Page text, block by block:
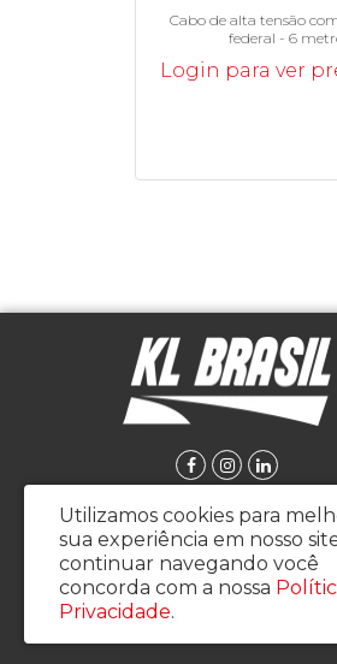
Cabo de alta tensão
federal - 6
Login para ver
KL BRASIL COMERCIO,
Rua Francisco Perotti 45 - Bela
Utilizamos cookies para
sua experiência em nosso
continuar navegando você
concorda com a nossa
Privacidade.